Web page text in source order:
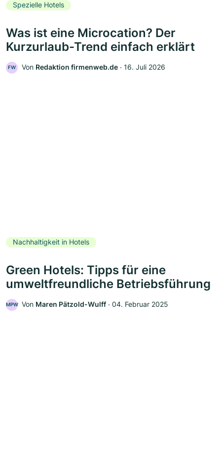
Spezielle Hotels
Was ist eine Microcation? Der
Kurzurlaub-Trend einfach erklärt
FW Von Redaktion firmenweb.de ‧ 16. Juli 2026
Nachhaltigkeit in Hotels
Green Hotels: Tipps für eine
umweltfreundliche Betriebsführung
MPW Von Maren Pätzold-Wulff ‧ 04. Februar 2025